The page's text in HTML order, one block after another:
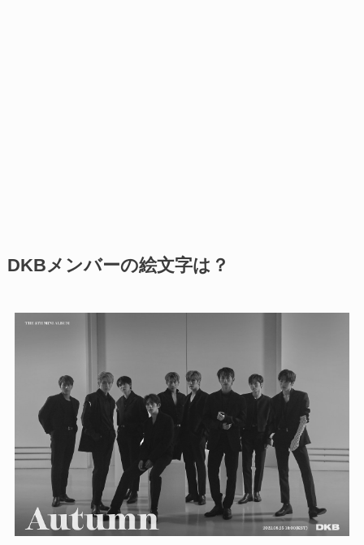
DKBメンバーの絵文字は？